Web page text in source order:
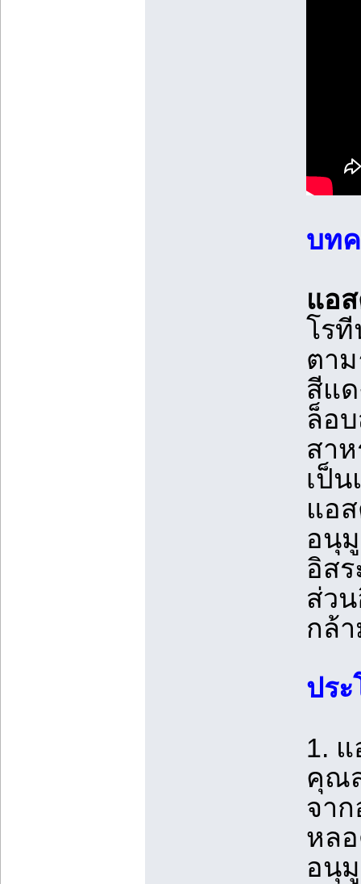
บท
แอ
โรที
ตา
สีแ
ล็อ
สา
เป็
แอ
อนุ
อิส
ส่ว
กล้
ปร
1.
คุณ
จา
หล
อนุ